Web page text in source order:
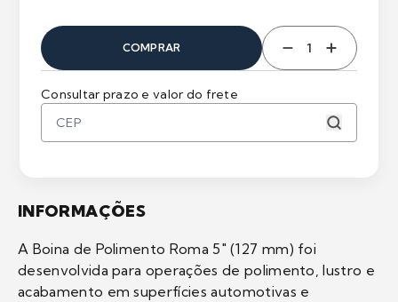
COMPRAR
Consultar prazo e valor do frete
INFORMAÇÕES
A Boina de Polimento Roma 5" (127 mm) foi
desenvolvida para operações de polimento, lustro e
acabamento em superfícies automotivas e